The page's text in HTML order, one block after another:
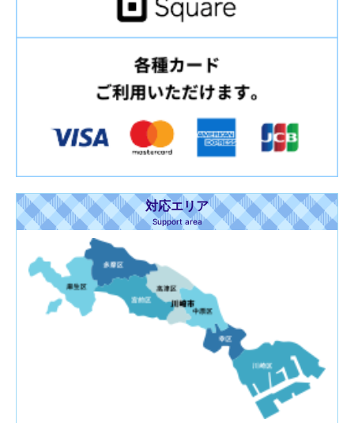
対応エリア
Support area